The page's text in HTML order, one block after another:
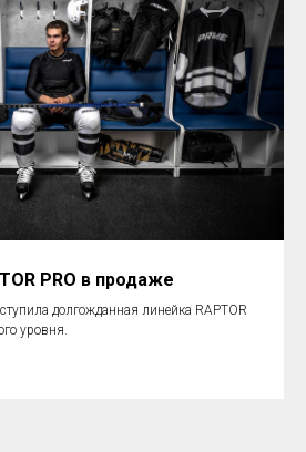
PRO в продаже
долгожданная линейка RAPTOR
уровня.